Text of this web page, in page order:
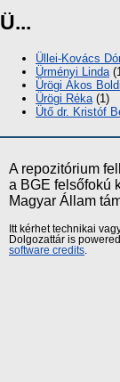
Ü...
Üllei-Kovács
Ürményi Linda
Ürögi Ákos
Ürögi Réka(1)
Ütő dr. Kristóf
A repozitórium
a BGE felsőfokú
Magyar Állam
Itt kérhet technikai
Dolgozattár is
software credits.